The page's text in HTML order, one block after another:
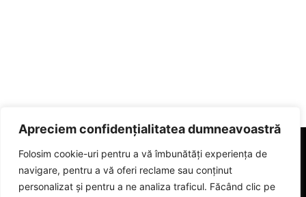
Apreciem confidențialitatea dumneavoastră
Folosim cookie-uri pentru a vă îmbunătăți experiența de
navigare, pentru a vă oferi reclame sau conținut
personalizat și pentru a ne analiza traficul. Făcând clic pe